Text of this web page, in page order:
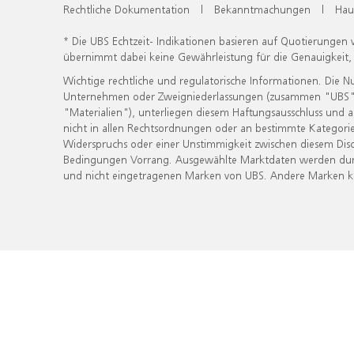
Rechtliche Dokumentation | Bekanntmachungen |
* Die UBS Echtzeit- Indikationen basieren auf
übernimmt dabei keine Gewährleistung für die
Wichtige rechtliche und regulatorische Informationen. Die
Unternehmen oder Zweigniederlassungen (zusammen
"Materialien"), unterliegen diesem Haftungsausschluss
nicht in allen Rechtsordnungen oder an bestimmte
Widerspruchs oder einer Unstimmigkeit zwischen diesem
Bedingungen Vorrang. Ausgewählte Marktdaten werden
und nicht eingetragenen Marken von UBS. Andere Marken